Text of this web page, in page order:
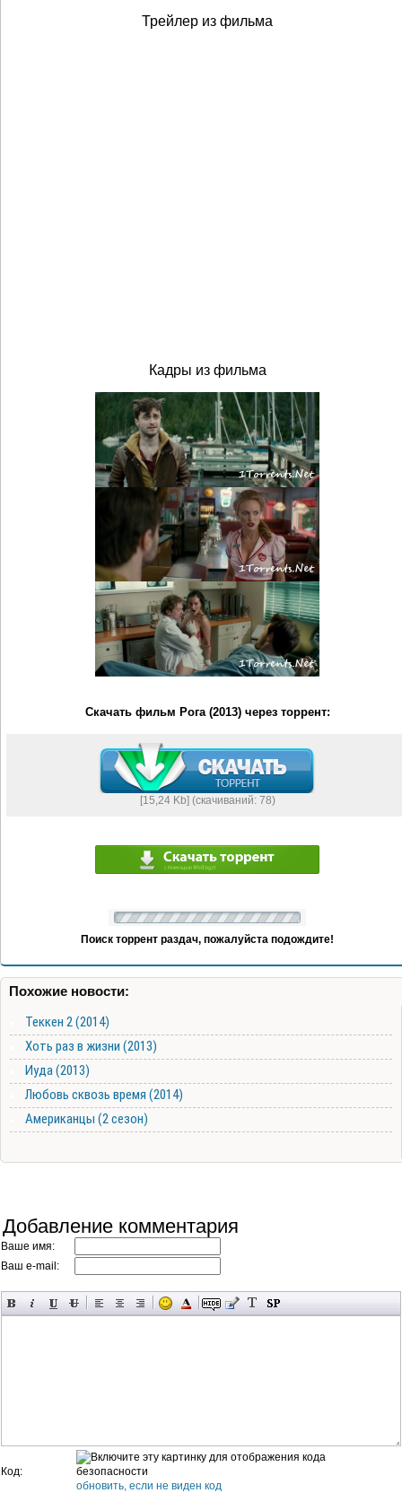
Трейлер из фильма
Кадры из фильма
Скачать фильм Рога (2013) через торрент:
[15,24 Kb] (cкачиваний: 78)
Поиск торрент раздач, пожалуйста подождите!
Похожие новости:
Теккен 2 (2014)
Хоть раз в жизни (2013)
Иуда (2013)
Любовь сквозь время (2014)
Американцы (2 сезон)
Добавление комментария
Ваше имя:
Ваш e-mail:
Код:
обновить, если не виден код